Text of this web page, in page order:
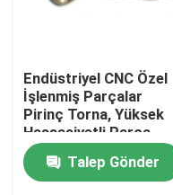
Endüstriyel CNC Özel
İşlenmiş Parçalar
Pirinç Torna, Yüksek
Hassasiyetli Parça
Torna
Talep Gönder